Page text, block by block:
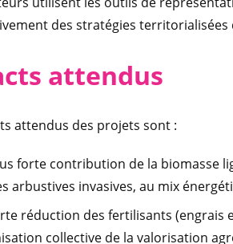
des stratégies territorialisées
attendus
attendus des projets sont :
forte contribution de la biomasse
arbustives invasives, au mix
réduction des fertilisants
collective de la valorisation